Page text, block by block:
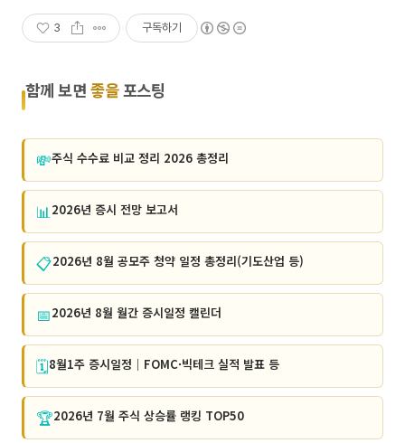
3 구독하기
함께 보면 좋을포스팅
💸주식 수수료 비교 정리 2026 총정리
📊 2026년 증시 전망 보고서
📋2026년 8월 공모주 청약 일정 총정리(기도산업 등)
📅2026년 8월 월간 증시일정 캘린더
🗓️8월1주 증시일정｜FOMC·빅테크 실적 발표 등
🏆2026년 7월 주식 상승률 랭킹 TOP50